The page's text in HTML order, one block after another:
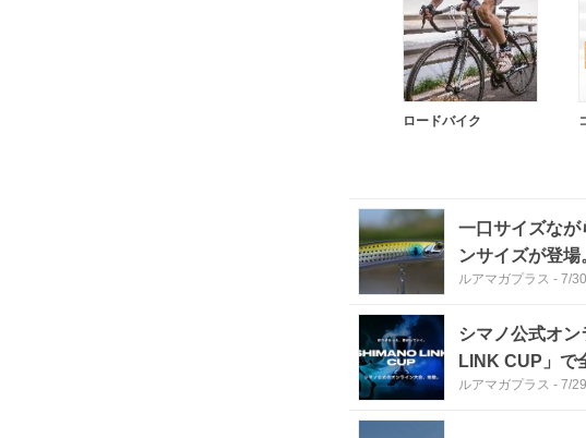
ロードバイク
一口サイズな
ンサイズが登場
ルアマガプラス - 7/
シマノ公式オ
LINK CUP」で
ルアマガプラス - 7/